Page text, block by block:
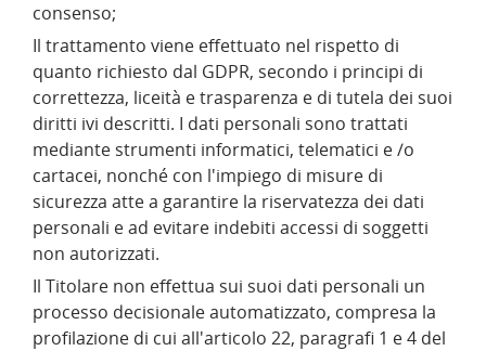
consenso;
Il trattamento viene effettuato nel rispetto di
quanto richiesto dal GDPR, secondo i principi di
correttezza, liceità e trasparenza e di tutela dei suoi
diritti ivi descritti. I dati personali sono trattati
mediante strumenti informatici, telematici e /o
cartacei, nonché con l'impiego di misure di
sicurezza atte a garantire la riservatezza dei dati
personali e ad evitare indebiti accessi di soggetti
non autorizzati.
Il Titolare non effettua sui suoi dati personali un
processo decisionale automatizzato, compresa la
profilazione di cui all'articolo 22, paragrafi 1 e 4 del